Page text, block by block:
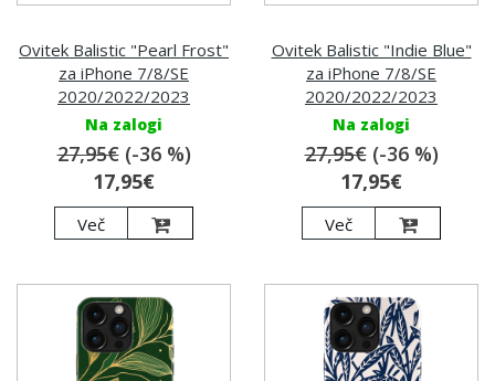
Ovitek Balistic "Pearl Frost"
za iPhone 7/8/SE
2020/2022/2023
Na zalogi
27,95€(-36 %)
17,95€
Več
Ovitek Balistic "Indie Blue"
za iPhone 7/8/SE
2020/2022/2023
Na zalogi
27,95€(-36 %)
17,95€
Več